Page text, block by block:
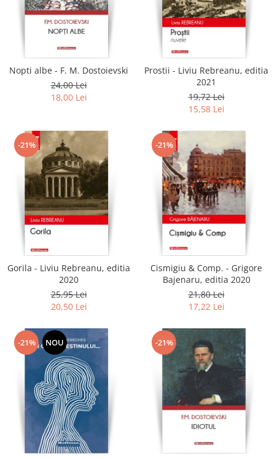
Literatura
Moderna
Romana
Universala
Calatorii
Memorii
Publicistica / Reportaje / Interviuri
Stiinte umaniste
Istorie
Sociologie si filozofie
Nopti albe - F. M. Dostoievski
24,00 Lei
18,00 Lei
Prostii - Liviu Rebreanu, editia
2021
19,72 Lei
15,58 Lei
-21%
Gorila - Liviu Rebreanu, editia
2020
25,95 Lei
20,50 Lei
-21%
Cismigiu & Comp. - Grigore
Bajenaru, editia 2020
21,80 Lei
17,22 Lei
-21% NOU -21%